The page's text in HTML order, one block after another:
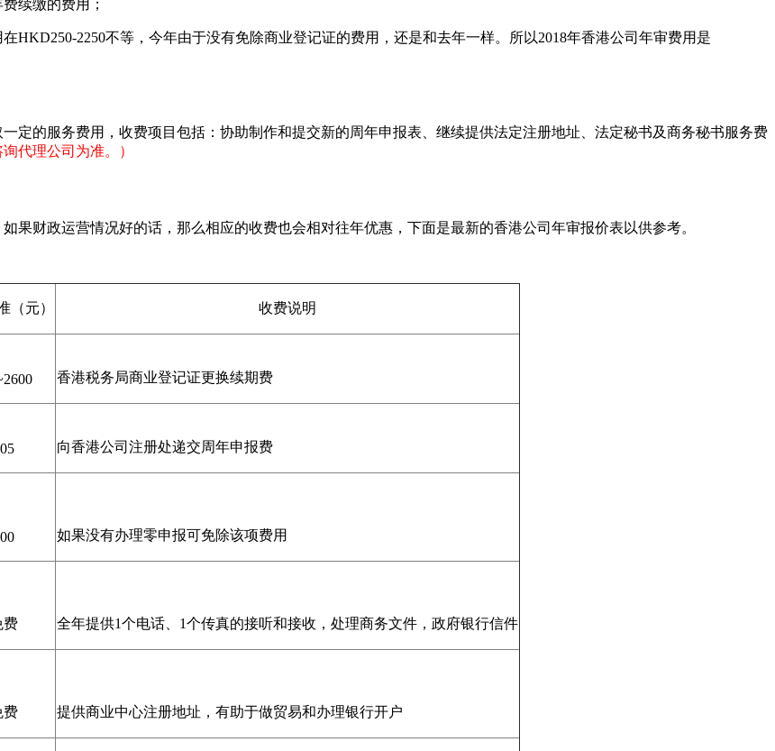
续缴的费用；
HKD250-2250不等，今年由于没有免除商业登记证的费用，还是和去年一样。所以2018年香港公司年审费用是
定的服务费用，收费项目包括：协助制作和提交新的周年申报表、继续提供法定注册地址、法定秘书及商务秘书服务费
代理公司为准。）
果财政运营情况好的话，那么相应的收费也会相对往年优惠，下面是最新的香港公司年审报价表以供参考。
（元） 收费说明
香港税务局商业登记证更换续期费
向香港公司注册处递交周年申报费
如果没有办理零申报可免除该项费用
费 全年提供1个电话、1个传真的接听和接收，处理商务文件，政府银行信件
费 提供商业中心注册地址，有助于做贸易和办理银行开户